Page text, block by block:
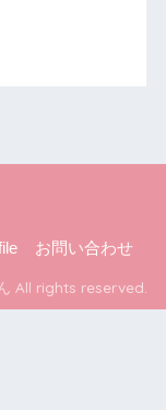
お問い合わせ
All rights reserved.